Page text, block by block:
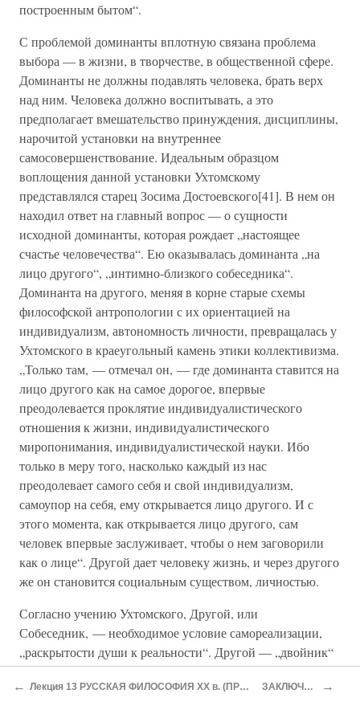
построенным бытом“.
С проблемой доминанты вплотную связана проблема
выбора — в жизни, в творчестве, в общественной сфере.
Доминанты не должны подавлять человека, брать верх
над ним. Человека должно воспитывать, а это
предполагает вмешательство принуждения, дисциплины,
нарочитой установки на внутреннее
самосовершенствование. Идеальным образцом
воплощения данной установки Ухтомскому
представлялся старец Зосима Достоевского[41]. В нем он
находил ответ на главный вопрос — о сущности
исходной доминанты, которая рождает „настоящее
счастье человечества“. Ею оказывалась доминанта „на
лицо другого“, „интимно-близкого собеседника“.
Доминанта на другого, меняя в корне старые схемы
философской антропологии с их ориентацией на
индивидуализм, автономность личности, превращалась у
Ухтомского в краеугольный камень этики коллективизма.
„Только там, — отмечал он, — где доминанта ставится на
лицо другого как на самое дорогое, впервые
преодолевается проклятие индивидуалистического
отношения к жизни, индивидуалистического
миропонимания, индивидуалистической науки. Ибо
только в меру того, насколько каждый из нас
преодолевает самого себя и свой индивидуализм,
самоупор на себя, ему открывается лицо другого. И с
этого момента, как открывается лицо другого, сам
человек впервые заслуживает, чтобы о нем заговорили
как о лице“. Другой дает человеку жизнь, и через другого
же он становится социальным существом, личностью.
Согласно учению Ухтомского, Другой, или
Собеседник, — необходимое условие самореализации,
„раскрытости души к реальности“. Другой — „двойник“
человека, в нем он узнает самого себя. Это происходит
потому, что человек проецирует на другого свои
← Лекция 13 РУССКАЯ ФИЛОСОФИЯ XX в. (ПРОДОЛЖЕНИЕ) ЗАКЛЮЧЕНИЕ →